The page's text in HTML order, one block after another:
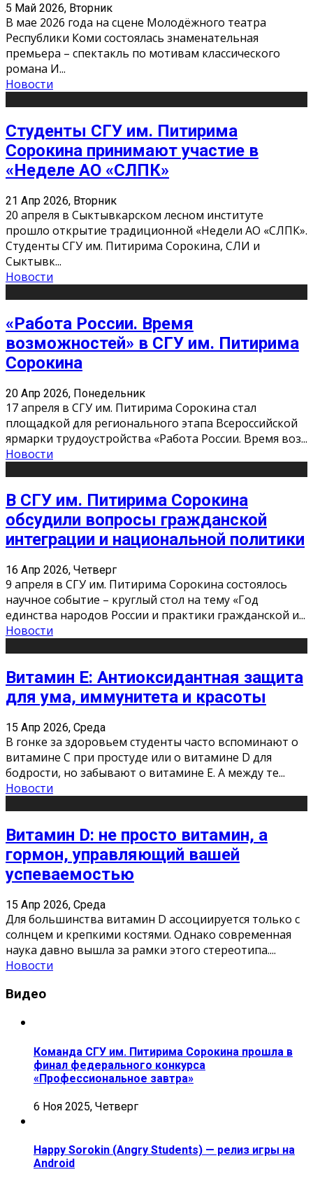
5 Май 2026, Вторник
В мае 2026 года на сцене Молодёжного театра
Республики Коми состоялась знаменательная
премьера – спектакль по мотивам классического
романа И...
Новости
Студенты СГУ им. Питирима
Сорокина принимают участие в
«Неделе АО «СЛПК»
21 Апр 2026, Вторник
20 апреля в Сыктывкарском лесном институте
прошло открытие традиционной «Недели АО «СЛПК».
Студенты СГУ им. Питирима Сорокина, СЛИ и
Сыктывк...
Новости
«Работа России. Время
возможностей» в СГУ им. Питирима
Сорокина
20 Апр 2026, Понедельник
17 апреля в СГУ им. Питирима Сорокина стал
площадкой для регионального этапа Всероссийской
ярмарки трудоустройства «Работа России. Время воз...
Новости
В СГУ им. Питирима Сорокина
обсудили вопросы гражданской
интеграции и национальной политики
16 Апр 2026, Четверг
9 апреля в СГУ им. Питирима Сорокина состоялось
научное событие – круглый стол на тему «Год
единства народов России и практики гражданской и...
Новости
Витамин Е: Антиоксидантная защита
для ума, иммунитета и красоты
15 Апр 2026, Среда
В гонке за здоровьем студенты часто вспоминают о
витамине С при простуде или о витамине D для
бодрости, но забывают о витамине Е. А между те...
Новости
Витамин D: не просто витамин, а
гормон, управляющий вашей
успеваемостью
15 Апр 2026, Среда
Для большинства витамин D ассоциируется только с
солнцем и крепкими костями. Однако современная
наука давно вышла за рамки этого стереотипа....
Новости
Видео
Команда СГУ им. Питирима Сорокина прошла в
финал федерального конкурса
«Профессиональное завтра»
6 Ноя 2025, Четверг
Happy Sorokin (Angry Students) — релиз игры на
Android